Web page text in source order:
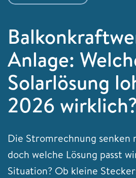
Anlage:
Solarlösung
2026 wirklich?
Die Stromrechnung senken
doch welche Lösung passt
Situation? Ob kleine